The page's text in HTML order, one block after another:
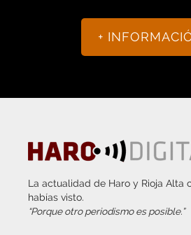
+
La actualidad de Haro y Rioja Alta
habías visto.
“Porque otro periodismo es posible.”